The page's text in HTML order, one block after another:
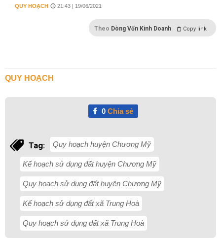
QUY HOẠCH 21:43 | 19/06/2021
Theo Dòng Vốn Kinh Doanh Copy link
QUY HOẠCH
0Chia sẻ
Tag: Quy hoạch huyện Chương Mỹ
Kế hoạch sử dụng đất huyện Chương Mỹ
Quy hoạch sử dụng đất huyện Chương Mỹ
Kế hoạch sử dụng đất xã Trung Hoà
Quy hoạch sử dụng đất xã Trung Hoà